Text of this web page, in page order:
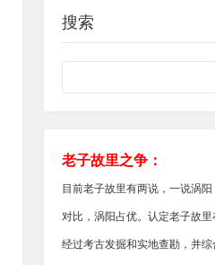
搜索
老子故里之争：
目前老子故里有两说，一说涡
对比，涡阳占优。认定老子故
经过考古发掘和实地查勘，并